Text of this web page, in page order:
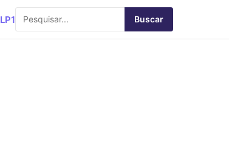
LP1 Buscar